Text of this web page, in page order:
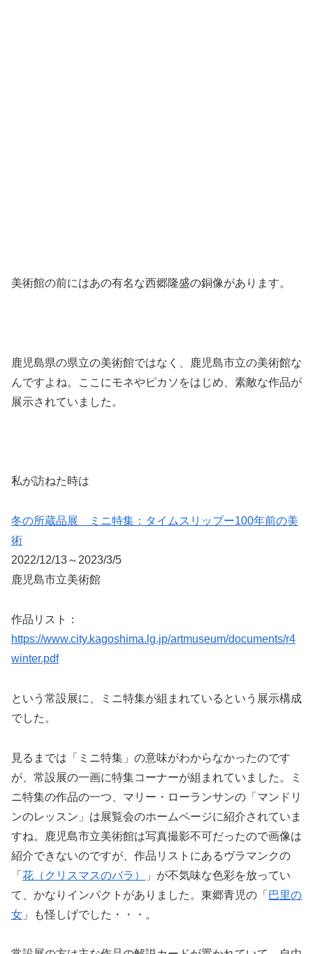
美術館の前にはあの有名な西郷隆盛の銅像があります。
鹿児島県の県立の美術館ではなく、鹿児島市立の美術館な
んですよね。ここにモネやピカソをはじめ、素敵な作品が
展示されていました。
私が訪ねた時は
冬の所蔵品展 ミニ特集：タイムスリップー100年前の美
術
2022/12/13～2023/3/5
鹿児島市立美術館
作品リスト：
https://www.city.kagoshima.lg.jp/artmuseum/documents/r4
winter.pdf
という常設展に、ミニ特集が組まれているという展示構成
でした。
見るまでは「ミニ特集」の意味がわからなかったのです
が、常設展の一画に特集コーナーが組まれていました。ミ
ニ特集の作品の一つ、マリー・ローランサンの「マンドリ
ンのレッスン」は展覧会のホームページに紹介されていま
すね。鹿児島市立美術館は写真撮影不可だったので画像は
紹介できないのですが、作品リストにあるヴラマンクの
「 花（クリスマスのバラ）
」が不気味な色彩を放ってい
て、かなりインパクトがありました。東郷青児の「 巴里の
女 」も怪しげでした・・・。